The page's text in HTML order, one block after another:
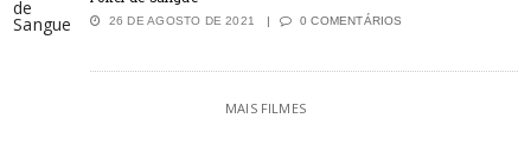
26 DE AGOSTO DE 2021 0 COMENTÁRIOS
MAIS FILMES